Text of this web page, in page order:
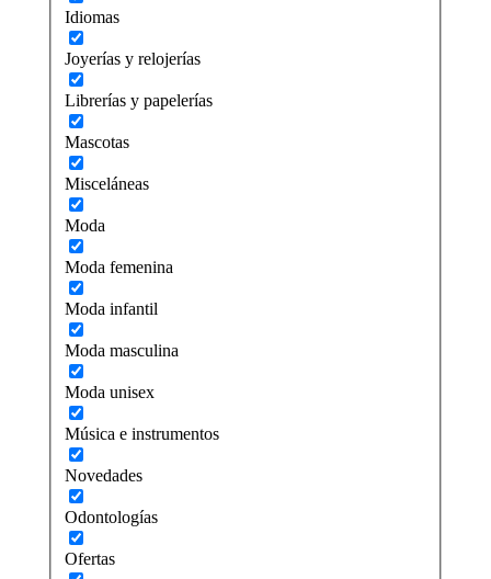
Idiomas
Joyerías y relojerías
Librerías y papelerías
Mascotas
Misceláneas
Moda
Moda femenina
Moda infantil
Moda masculina
Moda unisex
Música e instrumentos
Novedades
Odontologías
Ofertas